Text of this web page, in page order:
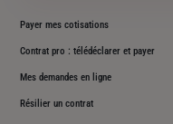
Payer mes cotisations
Contrat pro : télédéclarer et payer
Mes demandes en ligne
Résilier un contrat